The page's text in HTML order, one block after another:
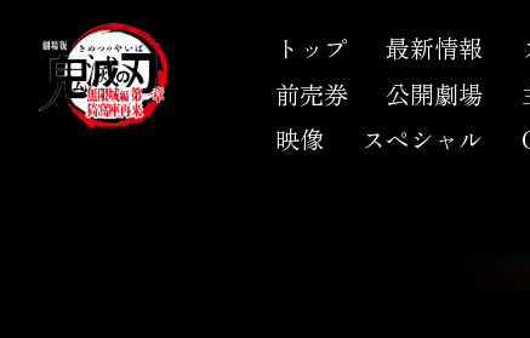
トップ 最新情報
前売券
公開劇場
映像
スペシャル